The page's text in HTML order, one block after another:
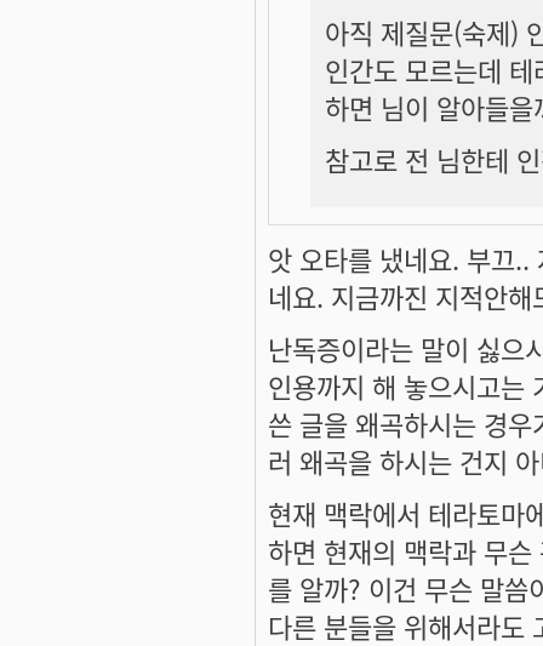
아직 제질문(숙제)
인간도 모르는데
하면 님이 알아들을
참고로 전 님한테
앗 오타를 냈네요. 부끄
네요. 지금까진 지적안
난독증이라는 말이 싫
인용까지 해 놓으시고는
쓴 글을 왜곡하시는 경
러 왜곡을 하시는 건지
현재 맥락에서 테라토마
하면 현재의 맥락과 무
를 알까? 이건 무슨 말씀
다른 분들을 위해서라도